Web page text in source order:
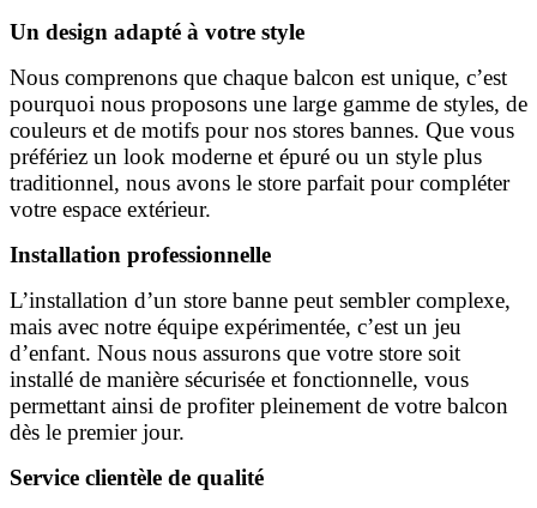
Un design adapté à votre style
Nous comprenons que chaque balcon est unique, c’est
pourquoi nous proposons une large gamme de styles, de
couleurs et de motifs pour nos stores bannes. Que vous
préfériez un look moderne et épuré ou un style plus
traditionnel, nous avons le store parfait pour compléter
votre espace extérieur.
Installation professionnelle
L’installation d’un store banne peut sembler complexe,
mais avec notre équipe expérimentée, c’est un jeu
d’enfant. Nous nous assurons que votre store soit
installé de manière sécurisée et fonctionnelle, vous
permettant ainsi de profiter pleinement de votre balcon
dès le premier jour.
Service clientèle de qualité